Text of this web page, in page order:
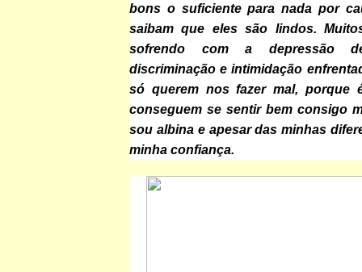
bons o suficiente para nada por
saibam que eles são lindos.
sofrendo com a depressão
discriminação e intimidação
só querem nos fazer mal, porque
conseguem se sentir bem consigo
sou albina e apesar das minhas
minha confiança.